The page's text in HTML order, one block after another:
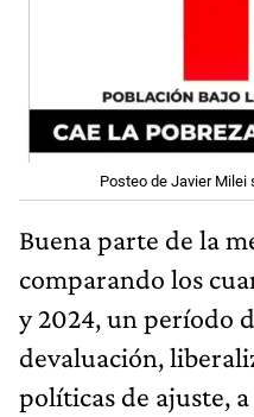
Posteo de Javier Milei
Buena parte de la
comparando los
y 2024, un período
devaluación,
políticas de ajuste,